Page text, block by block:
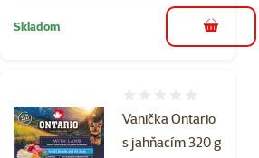
Skladom do košíka
Vanička Ontario
s jahňacím 320 g